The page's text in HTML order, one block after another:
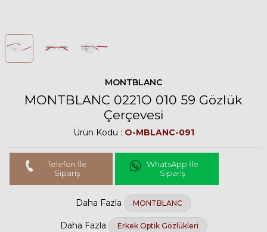
MONTBLANC
MONTBLANC 0221O 010 59 Gözlük
Çerçevesi
Ürün Kodu : O-MBLANC-091
Telefon İle
Sipariş
WhatsApp İle
Sipariş
Daha Fazla MONTBLANC
Daha Fazla Erkek Optik Gözlükleri